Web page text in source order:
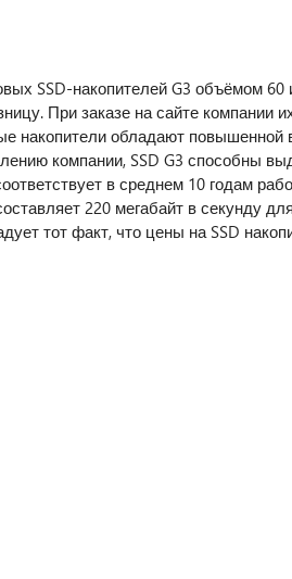
SSD-накопителей G3 объёмом 60
При заказе на сайте компании
накопители обладают повышенной
компании, SSD G3 способны
в среднем 10 годам
220 мегабайт в секунду
тот факт, что цены на SSD